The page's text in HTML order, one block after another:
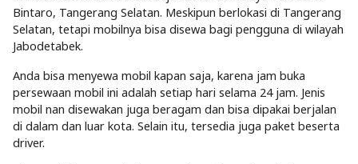
Bintaro, Tangerang Selatan. Meskipun berlokasi di Tangerang
Selatan, tetapi mobilnya bisa disewa bagi pengguna di wilayah
Jabodetabek.
Anda bisa menyewa mobil kapan saja, karena jam buka
persewaan mobil ini adalah setiap hari selama 24 jam. Jenis
mobil nan disewakan juga beragam dan bisa dipakai berjalan
di dalam dan luar kota. Selain itu, tersedia juga paket beserta
driver.